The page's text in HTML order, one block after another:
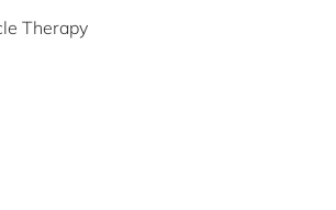
Therapy